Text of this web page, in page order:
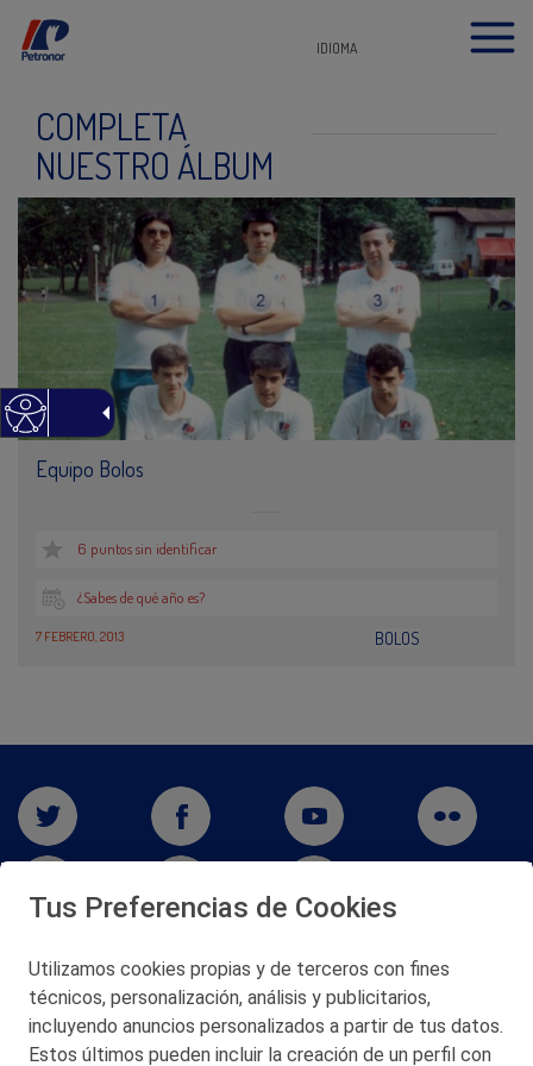
IDIOMA
COMPLETA
NUESTRO ÁLBUM
Equipo Bolos
6 puntos sin identificar
¿Sabes de qué año es?
7 FEBRERO, 2013 BOLOS
San Martín 5-Edificio Muñatones,
48550 Muskiz (Bizkaia)
Telf. 946 357 000
© 2026 Petronor S.A.
Tus Preferencias de Cookies
Utilizamos cookies propias y de terceros con fines
técnicos, personalización, análisis y publicitarios,
incluyendo anuncios personalizados a partir de tus datos.
Estos últimos pueden incluir la creación de un perfil con